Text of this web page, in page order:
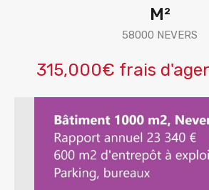
M²
58000 NEVERS
315,000€ frais